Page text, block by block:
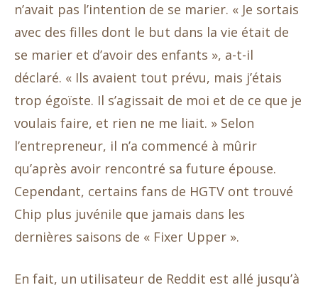
n’avait pas l’intention de se marier. « Je sortais
avec des filles dont le but dans la vie était de
se marier et d’avoir des enfants », a-t-il
déclaré. « Ils avaient tout prévu, mais j’étais
trop égoïste. Il s’agissait de moi et de ce que je
voulais faire, et rien ne me liait. » Selon
l’entrepreneur, il n’a commencé à mûrir
qu’après avoir rencontré sa future épouse.
Cependant, certains fans de HGTV ont trouvé
Chip plus juvénile que jamais dans les
dernières saisons de « Fixer Upper ».
En fait, un utilisateur de Reddit est allé jusqu’à